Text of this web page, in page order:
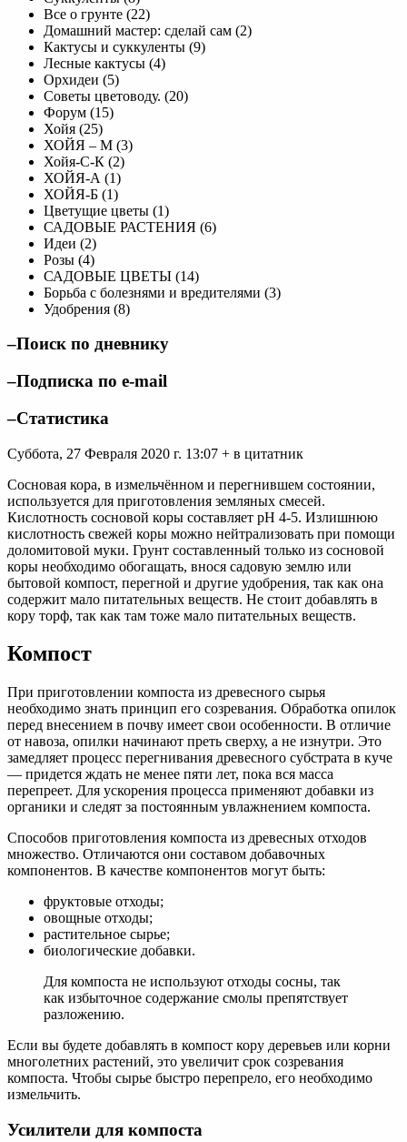
Все о грунте (22)
Домашний мастер: сделай сам (2)
Кактусы и суккуленты (9)
Лесные кактусы (4)
Орхидеи (5)
Советы цветоводу. (20)
Форум (15)
Хойя (25)
ХОЙЯ – М (3)
Хойя-C-К (2)
ХОЙЯ-А (1)
ХОЙЯ-Б (1)
Цветущие цветы (1)
САДОВЫЕ РАСТЕНИЯ (6)
Идеи (2)
Розы (4)
САДОВЫЕ ЦВЕТЫ (14)
Борьба с болезнями и вредителями (3)
Удобрения (8)
–Поиск по дневнику
–Подписка по e-mail
–Статистика
Суббота, 27 Февраля 2020 г. 13:07 + в цитатник
Сосновая кора, в измельчённом и перегнившем состоянии,
используется для приготовления земляных смесей.
Кислотность сосновой коры составляет рН 4-5. Излишнюю
кислотность свежей коры можно нейтрализовать при помощи
доломитовой муки. Грунт составленный только из сосновой
коры необходимо обогащать, внося садовую землю или
бытовой компост, перегной и другие удобрения, так как она
содержит мало питательных веществ. Не стоит добавлять в
кору торф, так как там тоже мало питательных веществ.
Компост
При приготовлении компоста из древесного сырья
необходимо знать принцип его созревания. Обработка опилок
перед внесением в почву имеет свои особенности. В отличие
от навоза, опилки начинают преть сверху, а не изнутри. Это
замедляет процесс перегнивания древесного субстрата в куче
— придется ждать не менее пяти лет, пока вся масса
перепреет. Для ускорения процесса применяют добавки из
органики и следят за постоянным увлажнением компоста.
Способов приготовления компоста из древесных отходов
множество. Отличаются они составом добавочных
компонентов. В качестве компонентов могут быть:
фруктовые отходы;
овощные отходы;
растительное сырье;
биологические добавки.
Для компоста не используют отходы сосны, так
как избыточное содержание смолы препятствует
разложению.
Если вы будете добавлять в компост кору деревьев или корни
многолетних растений, это увеличит срок созревания
компоста. Чтобы сырье быстро перепрело, его необходимо
измельчить.
Усилители для компоста